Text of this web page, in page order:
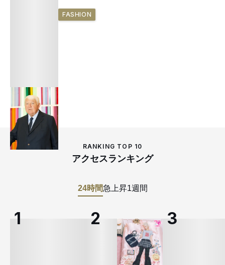
FASHION
RANKING TOP 10
アクセスランキング
24時間急上昇1週間